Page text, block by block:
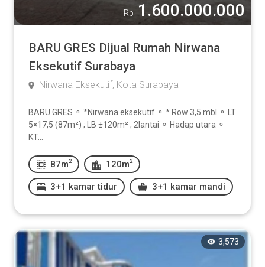
Rp 1.600.000.000
BARU GRES Dijual Rumah Nirwana
Eksekutif Surabaya
Nirwana Eksekutif, Kota Surabaya
BARU GRES ⚬ *Nirwana eksekutif ⚬ * Row 3,5 mbl ⚬ LT
5×17,5 (87m²) ; LB ±120m² ; 2lantai ⚬ Hadap utara ⚬
KT...
87m 2 120m 2
3+1 kamar tidur 3+1 kamar mandi
3,573